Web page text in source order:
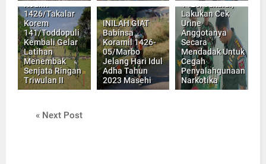
1426/Takalar
Korem
141/Toddopuli
Kembali Gelar
Latihan
Menembak
Senjata Ringan
Triwulan II
INILAH GIAT
Babinsa
Koramil 1426-
05/Marbo
Jelang Hari Idul
Adha Tahun
2023 Masehi
Lakukan Cek
Urine
Anggotanya
Secara
Mendadak Untuk
Cegah
Penyalahgunaan
Narkotika
« Next Post